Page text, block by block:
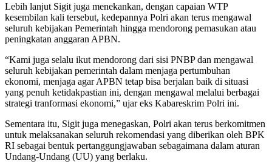
Lebih lanjut Sigit juga menekankan, dengan capaian WTP
kesembilan kali tersebut, kedepannya Polri akan terus mengawal
seluruh kebijakan Pemerintah hingga mendorong pemasukan atau
peningkatan anggaran APBN.
“Kami juga selalu ikut mendorong dari sisi PNBP dan mengawal
seluruh kebijakan pemerintah dalam menjaga pertumbuhan
ekonomi, menjaga agar APBN tetap bisa berjalan baik di situasi
yang penuh ketidakpastian ini, dengan mengawal melalui berbagai
strategi tranformasi ekonomi,” ujar eks Kabareskrim Polri ini.
Sementara itu, Sigit juga menegaskan, Polri akan terus berkomitmen
untuk melaksanakan seluruh rekomendasi yang diberikan oleh BPK
RI sebagai bentuk pertanggungjawaban sebagaimana dalam aturan
Undang-Undang (UU) yang berlaku.